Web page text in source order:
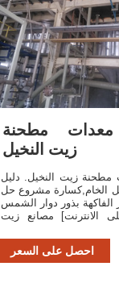
معدات مطحنة
زيت النخيل
مطحنة زيت النخيل. دليل
الخام,كسارة مشروع حل
الفاكهة بذور دوار الشمس
الانترنت] مصانع زيت
نرى الأسعار
احصل على السعر